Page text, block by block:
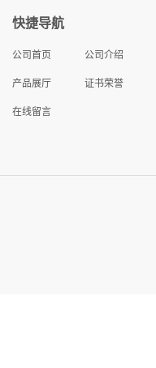
快捷导航
公司首页 公司介绍
产品展厅 证书荣誉
在线留言